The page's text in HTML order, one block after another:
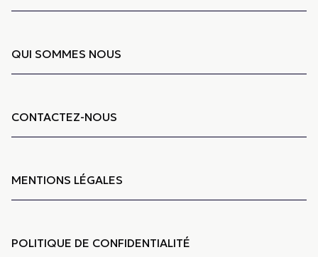
QUI SOMMES NOUS
CONTACTEZ-NOUS
MENTIONS LÉGALES
POLITIQUE DE CONFIDENTIALITÉ